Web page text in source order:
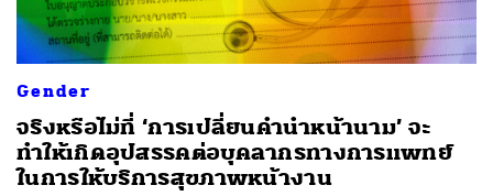
Gender
จริงหรือไม่ที่ ‘การเปลี่ยนคำนำหน้านาม’ จะ
ทำให้เกิดอุปสรรคต่อบุคลากรทางการแพทย์
ในการให้บริการสุขภาพหน้างาน